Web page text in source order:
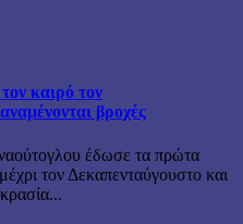
καιρό τον
βροχές
έδωσε τα πρώτα
τον Δεκαπενταύγουστο και